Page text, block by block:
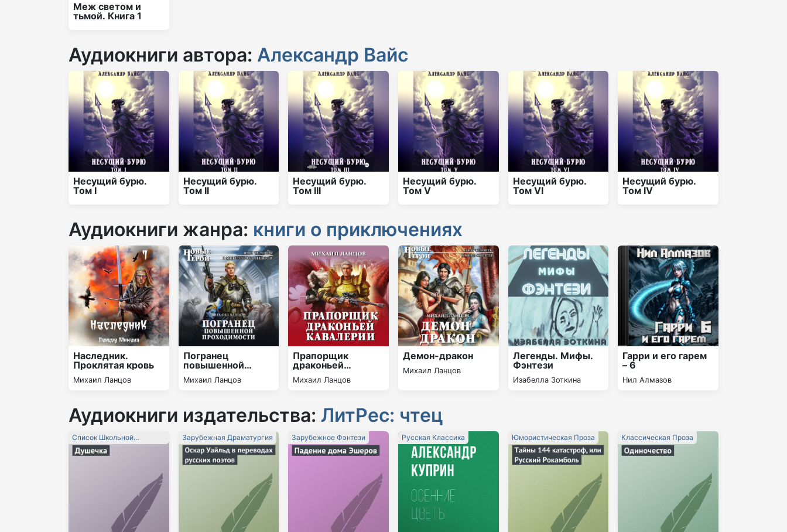
Меж светом и
тьмой. Книга 1
Аудиокниги автора: Александр Вайс
Несущий бурю.
Том I
Несущий бурю.
Том II
Несущий бурю.
Том III
Несущий бурю.
Том V
Несущий бурю.
Том VI
Несущий бурю.
Том IV
Аудиокниги жанра: книги о приключениях
Наследник.
Проклятая кровь
Михаил Ланцов
Погранец
повышенной
проходимости
Михаил Ланцов
Прапорщик
драконьей
кавалерии
Михаил Ланцов
Демон-дракон
Михаил Ланцов
Легенды. Мифы.
Фэнтези
Изабелла Зоткина
Гарри и его гарем
– 6
Нил Алмазов
Аудиокниги издательства: ЛитРес: чтец
Список Школьной
Литературы 10-11 Класс
Зарубежная Драматургия Зарубежное Фэнтези Русская Классика Юмористическая Проза Классическая Проза